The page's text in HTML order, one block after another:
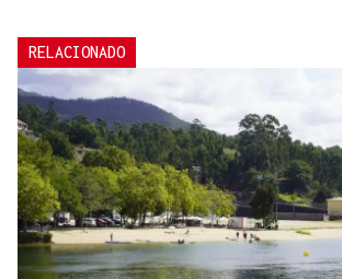
RELACIONADO